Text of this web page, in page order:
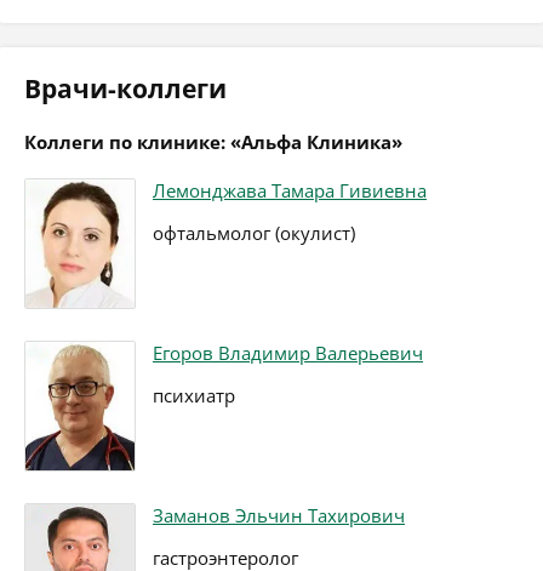
Врачи-коллеги
Коллеги по клинике: «Альфа Клиника»
Лемонджава Тамара Гивиевна
офтальмолог (окулист)
Егоров Владимир Валерьевич
психиатр
Заманов Эльчин Тахирович
гастроэнтеролог